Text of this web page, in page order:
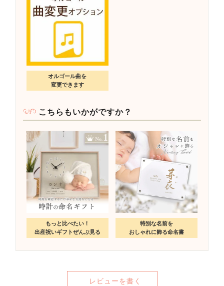
オルゴール曲を
変更できます
こちらもいかがですか？
もっと比べたい！
出産祝いギフトぜんぶ見る
特別な名前を
おしゃれに飾る命名書
レビューを書く